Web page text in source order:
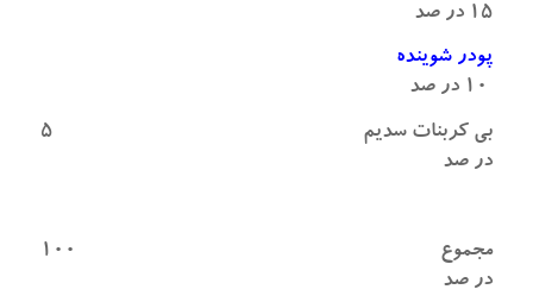
۱۵ در صد
پودر شوینده
بی کربنات سدیم ۵
در صد
مجموع ۱۰۰
در صد